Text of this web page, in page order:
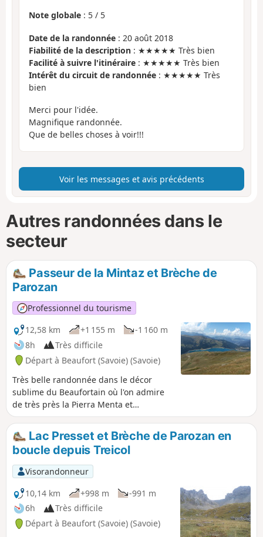
Note globale : 5 / 5
Date de la randonnée : 20 août 2018
Fiabilité de la description : ★★★★★ Très bien
Facilité à suivre l'itinéraire : ★★★★★ Très bien
Intérêt du circuit de randonnée : ★★★★★ Très
bien
Merci pour l'idée.
Magnifique randonnée.
Que de belles choses à voir!!!
Voir les messages et avis précédents
Autres randonnées dans le
secteur
Passeur de la Mintaz et Brèche de
Parozan
Professionnel du tourisme
12,58 km
+1 155 m
-1 160 m
8h
Très difficile
Départ à Beaufort (Savoie) (Savoie)
Très belle randonnée dans le décor
sublime du Beaufortain où l'on admire
de très près la Pierra Menta et
l’impressionnante Brèche de Parozan.
Lac Presset et Brèche de Parozan en
boucle depuis Treicol
Visorandonneur
10,14 km
+998 m
-991 m
6h
Très difficile
Départ à Beaufort (Savoie) (Savoie)